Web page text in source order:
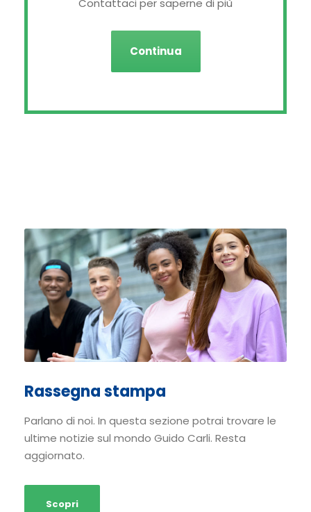
Contattaci per saperne di più
Continua
Rassegna stampa
Parlano di noi. In questa sezione potrai trovare le
ultime notizie sul mondo Guido Carli. Resta
aggiornato.
Scopri